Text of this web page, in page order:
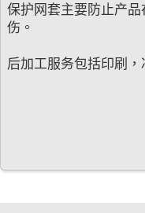
保护网套主要防止产
伤。
后加工服务包括印刷，